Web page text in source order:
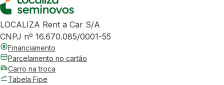
LOCALIZA Rent a Car S/A
CNPJ nº 16.670.085/0001-55
Financiamento
Parcelamento no cartão
Carro na troca
Tabela Fipe